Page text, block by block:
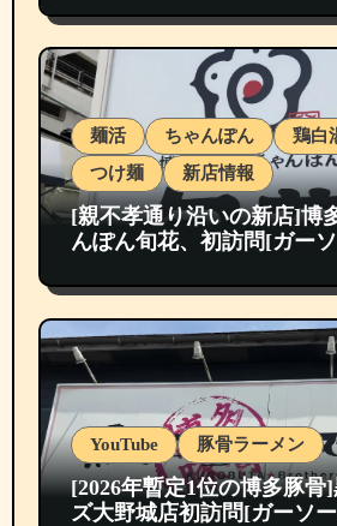
麺活 ちゃんぽん
鶏白
つけ麺
新店情報
[親不孝通り沿いの新店]博
んぽん旬花、初訪問[ガーソ
YouTube 豚骨ラーメン
[2026年暫定1位の博多豚骨
ズ大野城店初訪問[ガーソー